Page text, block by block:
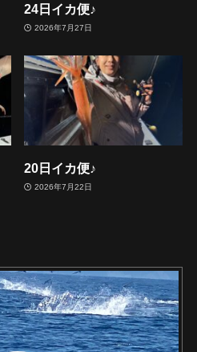
24日イカ便♪
2026年7月27日
20日イカ便♪
2026年7月22日